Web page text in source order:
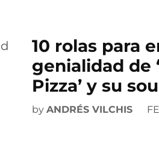
10 rolas para
genialidad de
Pizza’ y su
by ANDRÉS VILCHIS